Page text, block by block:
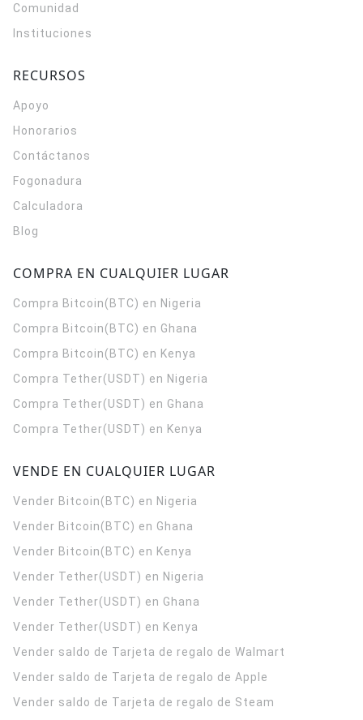
Comunidad
Instituciones
RECURSOS
Apoyo
Honorarios
Contáctanos
Fogonadura
Calculadora
Blog
COMPRA EN CUALQUIER LUGAR
Compra Bitcoin(BTC) en Nigeria
Compra Bitcoin(BTC) en Ghana
Compra Bitcoin(BTC) en Kenya
Compra Tether(USDT) en Nigeria
Compra Tether(USDT) en Ghana
Compra Tether(USDT) en Kenya
VENDE EN CUALQUIER LUGAR
Vender Bitcoin(BTC) en Nigeria
Vender Bitcoin(BTC) en Ghana
Vender Bitcoin(BTC) en Kenya
Vender Tether(USDT) en Nigeria
Vender Tether(USDT) en Ghana
Vender Tether(USDT) en Kenya
Vender saldo de Tarjeta de regalo de Walmart
Vender saldo de Tarjeta de regalo de Apple
Vender saldo de Tarjeta de regalo de Steam